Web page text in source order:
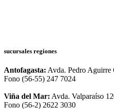
sucursales regiones
Antofagasta: Avda. Pedro Aguirre
Fono (56-55) 247 7024
Viña del Mar: Avda. Valparaíso
Fono (56-2) 2622 3030